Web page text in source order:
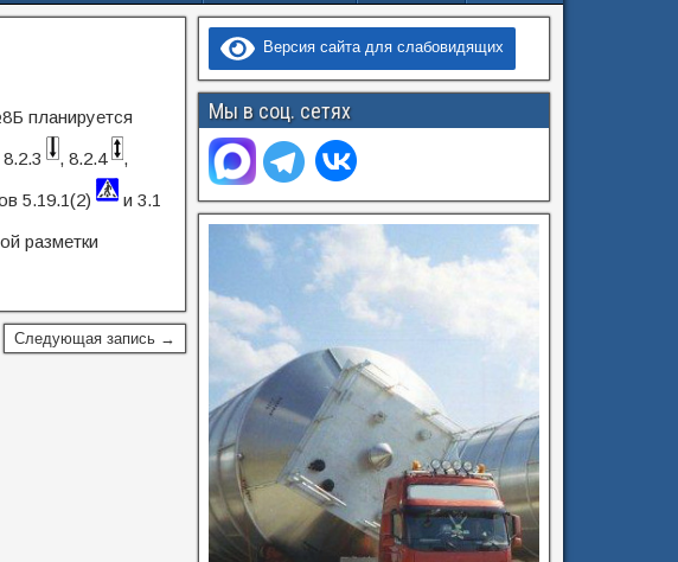
планируется
, 8.2.4 ,
5.19.1(2) и 3.1
разметки
Следующая запись →
Версия сайта для слабовидящих
Мы в соц. сетях